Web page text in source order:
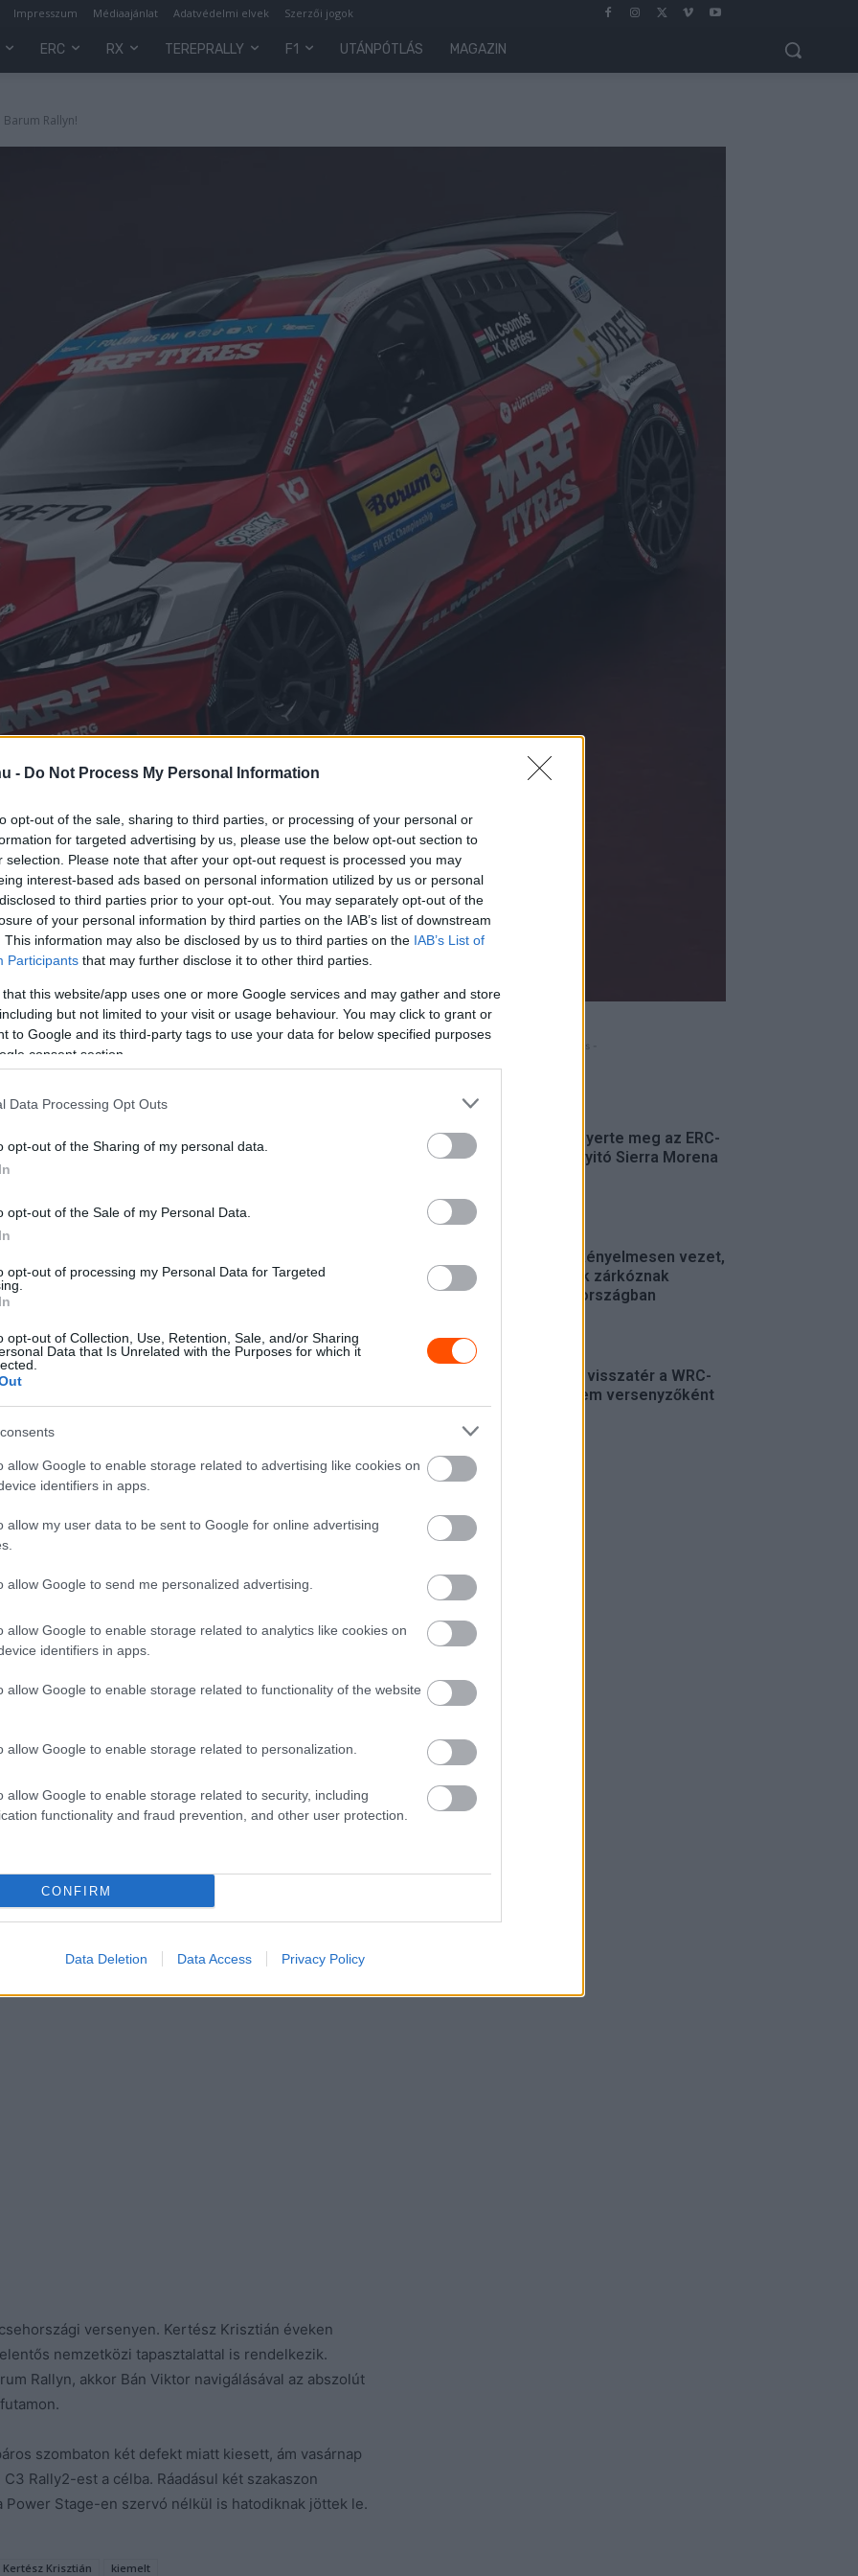
- Do Not Process My Personal Information
opt-out of the sale, sharing to third parties, or processing of your personal or
for targeted advertising by us, please use the below opt-out section to
selection. Please note that after your opt-out request is processed you may
interest-based ads based on personal information utilized by us or personal
to third parties prior to your opt-out. You may separately opt-out of the
of your personal information by third parties on the IAB’s list of downstream
This information may also be disclosed by us to third parties on the IAB’s List of
Participants that may further disclose it to other third parties.
that this website/app uses one or more Google services and may gather and store
but not limited to your visit or usage behaviour. You may click to grant or
to Google and its third-party tags to use your data for below specified purposes
consent section.
Data Processing Opt Outs
opt-out of the Sharing of my personal data.
opt-out of the Sale of my Personal Data.
opt-out of processing my Personal Data for Targeted
opt-out of Collection, Use, Retention, Sale, and/or Sharing
Data that Is Unrelated with the Purposes for which it
allow Google to enable storage related to advertising like cookies on
identifiers in apps.
allow my user data to be sent to Google for online advertising
allow Google to send me personalized advertising.
allow Google to enable storage related to analytics like cookies on
identifiers in apps.
allow Google to enable storage related to functionality of the website
allow Google to enable storage related to personalization.
allow Google to enable storage related to security, including
functionality and fraud prevention, and other user protection.
CONFIRM
Data Deletion Data Access Privacy Policy
Impresszum Médiaajánlat Adatvédelmi elvek Szerzői jogok
ERC RX TEREPRALLY F1 UTÁNPÓTLÁS MAGAZIN
Rallyn!
Mixi is indul a
X Pinterest
kontingense, Csomós Mixi új csapatban és új
futam, az augusztus 15–17-ei Barum Rally
magyar páros nevezett
a csehországi
a Rally Hungaryn induló Csomós Mixi ugyanis
úgy gondoltuk, mindenképp élnünk kell ezzel a
kitartó támogatóink bizalmát – írta Mixi a közösségi
mertünk a Barumra, most pedig egy olyan nagy
mint az Orsák Motorsport. Pályafutásunk alatt még
között versenyezni, így izgatottan várjuk a közös
navigátor is segíti versenyzésünket: üdvözöljük a
neki, hogy a rövid idő és váratlan megkeresés
versenyen. Kertész Krisztián éveken
nemzetközi tapasztalattal is rendelkezik.
Rallyn, akkor Bán Viktor navigálásával az abszolút
szombaton két defekt miatt kiesett, ám vasárnap
Rally2-est a célba. Ráadásul két szakaszon
Stage-en szervó nélkül is hatodiknak jöttek le.
Kertész Krisztián kiemelt
- Hirdetés -
Suárez nyerte meg az ERC-
szezonnyitó Sierra Morena
Suárez kényelmesen vezet,
Németék zárkóznak
Spanyolországban
Munster visszatér a WRC-
be, de nem versenyzőként